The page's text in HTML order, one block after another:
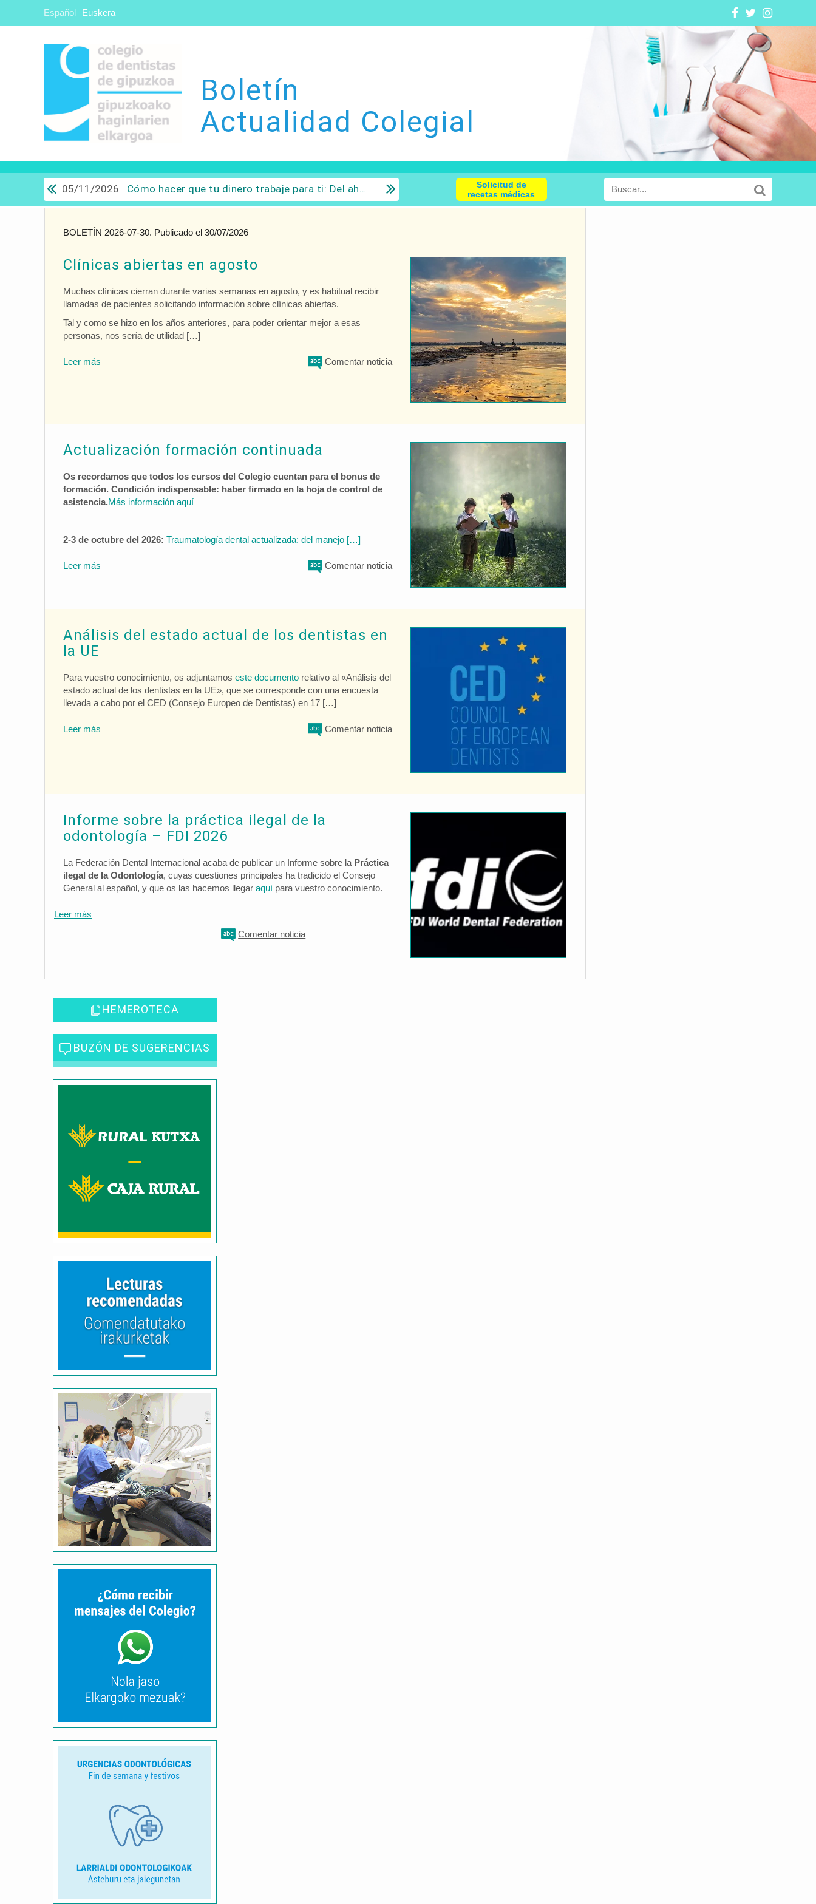
Español Euskera
Boletín
Actualidad Colegial
05/11/2026 Cómo hacer que tu dinero trabaje para ti: Del ahorro a la inversión con sentido común.
Solicitud de
recetas médicas
BOLETÍN 2026-07-30. Publicado el 30/07/2026
Clínicas abiertas en agosto
Muchas clínicas cierran durante varias semanas en agosto, y es habitual recibir
llamadas de pacientes solicitando información sobre clínicas abiertas.
Tal y como se hizo en los años anteriores, para poder orientar mejor a esas
personas, nos sería de utilidad […]
Leer más Comentar noticia
Actualización formación continuada
Os recordamos que todos los cursos del Colegio cuentan para el bonus de
formación. Condición indispensable: haber firmado en la hoja de control de
asistencia.Más información aquí
2-3 de octubre del 2026: Traumatología dental actualizada: del manejo […]
Leer más Comentar noticia
Análisis del estado actual de los dentistas en
la UE
Para vuestro conocimiento, os adjuntamoseste documento relativo al «Análisis del
estado actual de los dentistas en la UE», que se corresponde con una encuesta
llevada a cabo por el CED (Consejo Europeo de Dentistas) en 17 […]
Leer más Comentar noticia
Informe sobre la práctica ilegal de la
odontología – FDI 2026
La Federación Dental Internacional acaba de publicar un Informe sobre la Práctica
ilegal de la Odontología, cuyas cuestiones principales ha tradicido el Consejo
General al español, y que os las hacemos llegaraquí para vuestro conocimiento.
Leer más
Comentar noticia
HEMEROTECA
BUZÓN DE SUGERENCIAS